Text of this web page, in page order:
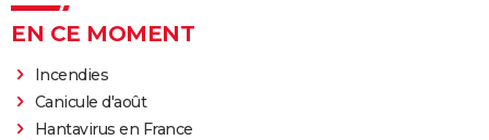
EN CE MOMENT
Incendies
Canicule d'août
Hantavirus en France